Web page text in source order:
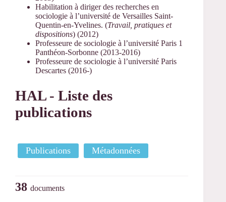
Habilitation à diriger des recherches en
sociologie à l’université de Versailles Saint-
Quentin-en-Yvelines. (Travail, pratiques et
dispositions) (2012)
Professeure de sociologie à l’université Paris 1
Panthéon-Sorbonne (2013-2016)
Professeure de sociologie à l’université Paris
Descartes (2016-)
HAL - Liste des
publications
Publications Métadonnées
38 documents